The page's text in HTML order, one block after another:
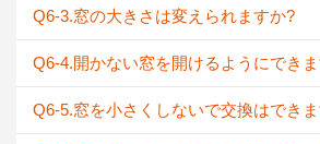
Q6-3.窓の大きさは変えられますか?
Q6-4.開かない窓を開けるようにでき
Q6-5.窓を小さくしないで交換はでき